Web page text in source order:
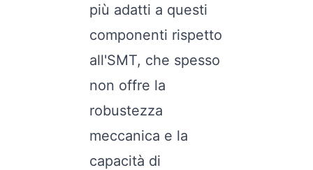
più adatti a questi
componenti rispetto
all'SMT, che spesso
non offre la
robustezza
meccanica e la
capacità di